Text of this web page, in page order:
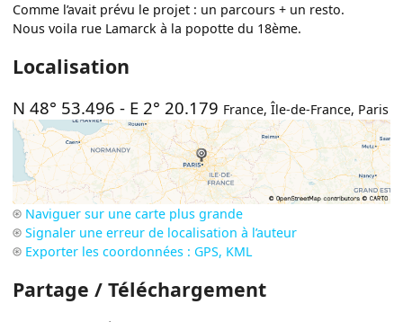
Comme l’avait prévu le projet : un parcours + un resto.
Nous voila rue Lamarck à la popotte du 18ème.
Localisation
N 48° 53.496 - E 2° 20.179 France,Île-de-France, Paris
Naviguer sur une carte plus grande
Signaler une erreur de localisation à l’auteur
Exporter les coordonnées : GPS, KML
Partage / Téléchargement